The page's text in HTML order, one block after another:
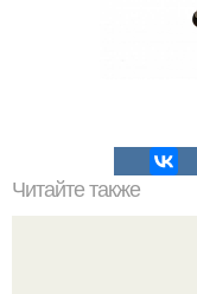
Читайте также